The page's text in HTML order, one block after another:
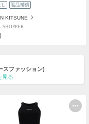
返品補償
KITSUNE
SHOPPER
スファッション)
見る